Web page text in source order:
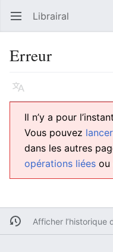
Ouvrir le menu principal Librairal
Erreur
Langue
Il n’y a pour
Vous pouvez
dans les autres
opérations liées ou
Afficher